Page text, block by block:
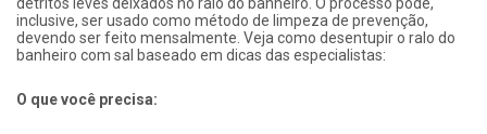
detritos leves deixados no ralo do banheiro. O processo pode,
inclusive, ser usado como método de limpeza de prevenção,
devendo ser feito mensalmente. Veja como desentupir o ralo do
banheiro com sal baseado em dicas das especialistas:
O que você precisa: